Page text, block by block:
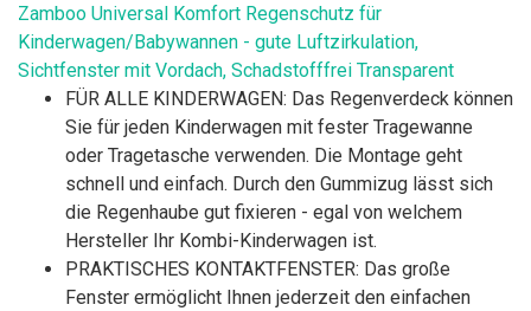
Zamboo Universal Komfort Regenschutz für
Kinderwagen/Babywannen - gute Luftzirkulation,
Sichtfenster mit Vordach, Schadstofffrei Transparent
FÜR ALLE KINDERWAGEN: Das Regenverdeck können
Sie für jeden Kinderwagen mit fester Tragewanne
oder Tragetasche verwenden. Die Montage geht
schnell und einfach. Durch den Gummizug lässt sich
die Regenhaube gut fixieren - egal von welchem
Hersteller Ihr Kombi-Kinderwagen ist.
PRAKTISCHES KONTAKTFENSTER: Das große
Fenster ermöglicht Ihnen jederzeit den einfachen